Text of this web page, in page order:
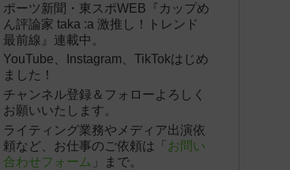
ポーツ新聞・東スポWEB『カップめ
ん評論家 taka :a 激推し！トレンド
最前線』連載中。
YouTube、Instagram、TikTokはじめ
ました！
チャンネル登録＆フォローよろしく
お願いいたします。
ライティング業務やメディア出演依
頼など、お仕事のご依頼は「 お問い
合わせフォーム 」まで。